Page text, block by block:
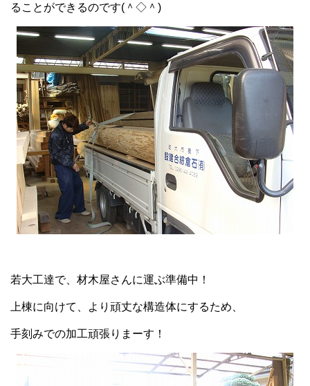
ることができるのです(＾◇＾)
若大工達で、材木屋さんに運ぶ準備中！
上棟に向けて、より頑丈な構造体にするため、
手刻みでの加工頑張りまーす！